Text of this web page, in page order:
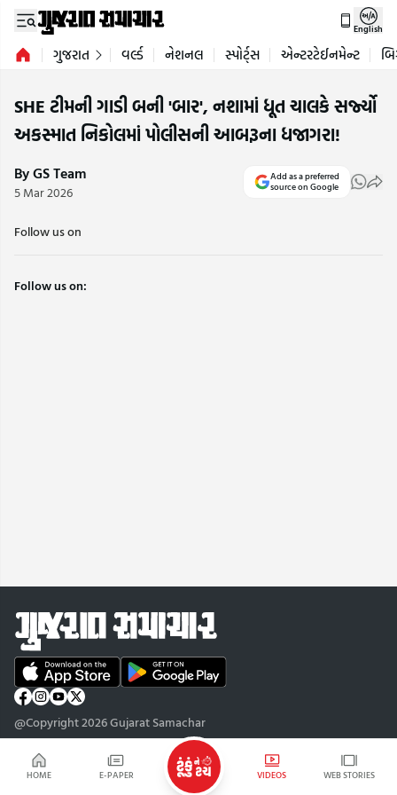
HOME E-PAPER VIDEOS WEB STORIES
English
ગુજરાત વર્લ્ડ નેશનલ સ્પોર્ટ્સ એન્ટરટેઈનમેન્ટ
SHE ટીમની ગાડી બની 'બાર', નશામાં ધૂત ચાલકે સર્જ્યો
અકસ્માત નિકોલમાં પોલીસની આબરૂના ધજાગરા!
By GS Team
5 Mar 2026
Add as a preferred
source on Google
Follow us on
Follow us on:
@Copyright 2026 Gujarat Samachar